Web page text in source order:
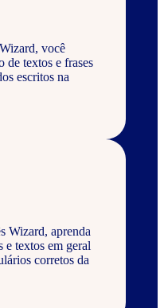
você
de textos e frases
escritos na
Wizard, aprenda
e textos em geral
corretos da